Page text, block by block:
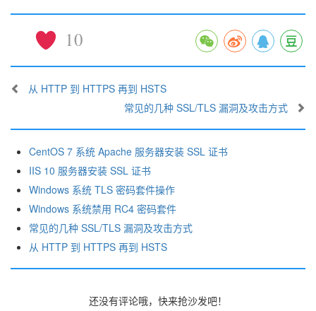
10
从 HTTP 到 HTTPS 再到 HSTS
常见的几种 SSL/TLS 漏洞及攻击方式
CentOS 7 系统 Apache 服务器安装 SSL 证书
IIS 10 服务器安装 SSL 证书
Windows 系统 TLS 密码套件操作
Windows 系统禁用 RC4 密码套件
常见的几种 SSL/TLS 漏洞及攻击方式
从 HTTP 到 HTTPS 再到 HSTS
还没有评论哦，快来抢沙发吧！